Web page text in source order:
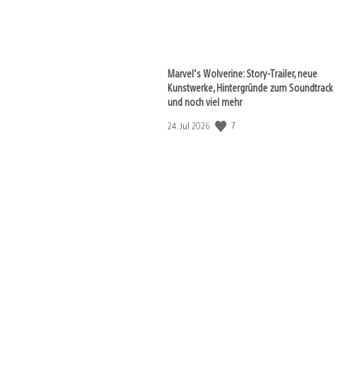
Marvel‘s Wolverine: Story-Trailer, neue
Kunstwerke, Hintergründe zum Soundtrack
und noch viel mehr
Veröffentlichungsdatum:
24. Jul 2026 7